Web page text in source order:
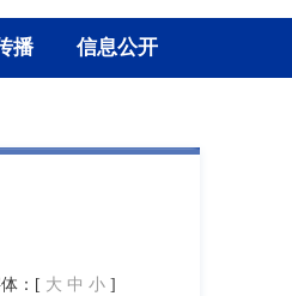
播 信息公开
：[ 大 中 小 ]